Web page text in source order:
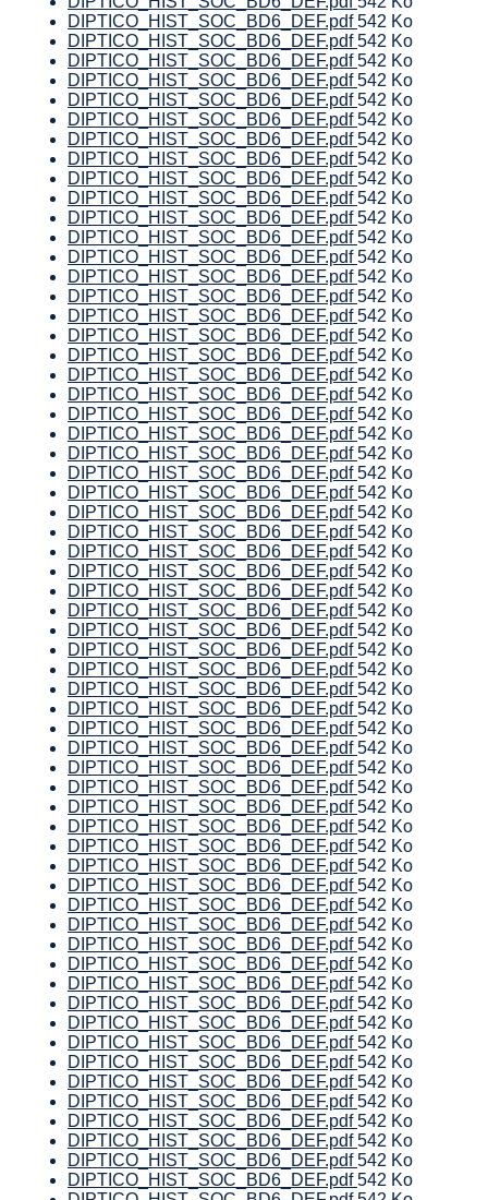
DIPTICO_HIST_SOC_BD6_DEF.pdf542 Ko
DIPTICO_HIST_SOC_BD6_DEF.pdf542 Ko
DIPTICO_HIST_SOC_BD6_DEF.pdf542 Ko
DIPTICO_HIST_SOC_BD6_DEF.pdf542 Ko
DIPTICO_HIST_SOC_BD6_DEF.pdf542 Ko
DIPTICO_HIST_SOC_BD6_DEF.pdf542 Ko
DIPTICO_HIST_SOC_BD6_DEF.pdf542 Ko
DIPTICO_HIST_SOC_BD6_DEF.pdf542 Ko
DIPTICO_HIST_SOC_BD6_DEF.pdf542 Ko
DIPTICO_HIST_SOC_BD6_DEF.pdf542 Ko
DIPTICO_HIST_SOC_BD6_DEF.pdf542 Ko
DIPTICO_HIST_SOC_BD6_DEF.pdf542 Ko
DIPTICO_HIST_SOC_BD6_DEF.pdf542 Ko
DIPTICO_HIST_SOC_BD6_DEF.pdf542 Ko
DIPTICO_HIST_SOC_BD6_DEF.pdf542 Ko
DIPTICO_HIST_SOC_BD6_DEF.pdf542 Ko
DIPTICO_HIST_SOC_BD6_DEF.pdf542 Ko
DIPTICO_HIST_SOC_BD6_DEF.pdf542 Ko
DIPTICO_HIST_SOC_BD6_DEF.pdf542 Ko
DIPTICO_HIST_SOC_BD6_DEF.pdf542 Ko
DIPTICO_HIST_SOC_BD6_DEF.pdf542 Ko
DIPTICO_HIST_SOC_BD6_DEF.pdf542 Ko
DIPTICO_HIST_SOC_BD6_DEF.pdf542 Ko
DIPTICO_HIST_SOC_BD6_DEF.pdf542 Ko
DIPTICO_HIST_SOC_BD6_DEF.pdf542 Ko
DIPTICO_HIST_SOC_BD6_DEF.pdf542 Ko
DIPTICO_HIST_SOC_BD6_DEF.pdf542 Ko
DIPTICO_HIST_SOC_BD6_DEF.pdf542 Ko
DIPTICO_HIST_SOC_BD6_DEF.pdf542 Ko
DIPTICO_HIST_SOC_BD6_DEF.pdf542 Ko
DIPTICO_HIST_SOC_BD6_DEF.pdf542 Ko
DIPTICO_HIST_SOC_BD6_DEF.pdf542 Ko
DIPTICO_HIST_SOC_BD6_DEF.pdf542 Ko
DIPTICO_HIST_SOC_BD6_DEF.pdf542 Ko
DIPTICO_HIST_SOC_BD6_DEF.pdf542 Ko
DIPTICO_HIST_SOC_BD6_DEF.pdf542 Ko
DIPTICO_HIST_SOC_BD6_DEF.pdf542 Ko
DIPTICO_HIST_SOC_BD6_DEF.pdf542 Ko
DIPTICO_HIST_SOC_BD6_DEF.pdf542 Ko
DIPTICO_HIST_SOC_BD6_DEF.pdf542 Ko
DIPTICO_HIST_SOC_BD6_DEF.pdf542 Ko
DIPTICO_HIST_SOC_BD6_DEF.pdf542 Ko
DIPTICO_HIST_SOC_BD6_DEF.pdf542 Ko
DIPTICO_HIST_SOC_BD6_DEF.pdf542 Ko
DIPTICO_HIST_SOC_BD6_DEF.pdf542 Ko
DIPTICO_HIST_SOC_BD6_DEF.pdf542 Ko
DIPTICO_HIST_SOC_BD6_DEF.pdf542 Ko
DIPTICO_HIST_SOC_BD6_DEF.pdf542 Ko
DIPTICO_HIST_SOC_BD6_DEF.pdf542 Ko
DIPTICO_HIST_SOC_BD6_DEF.pdf542 Ko
DIPTICO_HIST_SOC_BD6_DEF.pdf542 Ko
DIPTICO_HIST_SOC_BD6_DEF.pdf542 Ko
DIPTICO_HIST_SOC_BD6_DEF.pdf542 Ko
DIPTICO_HIST_SOC_BD6_DEF.pdf542 Ko
DIPTICO_HIST_SOC_BD6_DEF.pdf542 Ko
DIPTICO_HIST_SOC_BD6_DEF.pdf542 Ko
DIPTICO_HIST_SOC_BD6_DEF.pdf542 Ko
DIPTICO_HIST_SOC_BD6_DEF.pdf542 Ko
DIPTICO_HIST_SOC_BD6_DEF.pdf542 Ko
DIPTICO_HIST_SOC_BD6_DEF.pdf542 Ko